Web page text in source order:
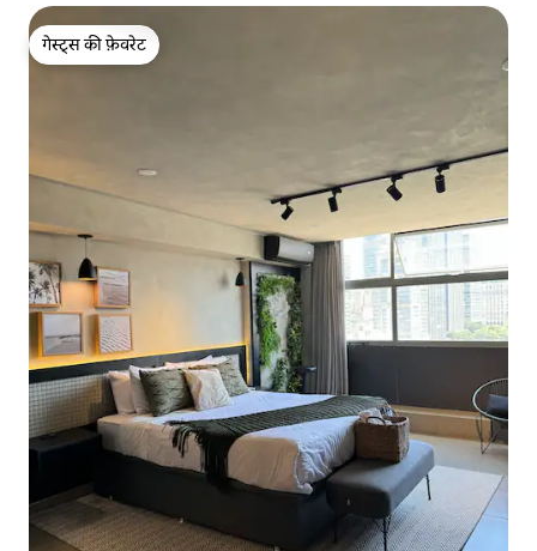
गेस्ट्स की फ़ेवरेट
गेस्ट्स की फ़ेवरेट